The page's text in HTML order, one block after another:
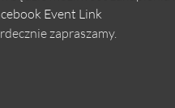
Event Link
zapraszamy.